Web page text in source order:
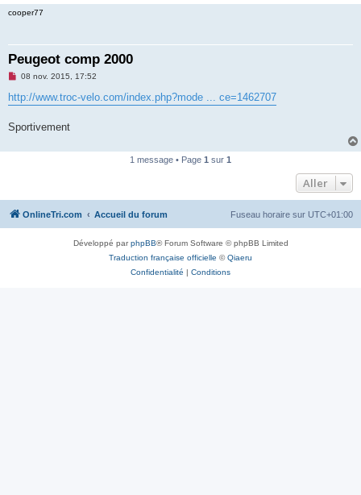
cooper77
Peugeot comp 2000
M
s
s
g
e
o
08 nov. 2015, 17:52
http://www.troc-velo.com/index.php?mode ... ce=1462707
Sportivement
1 message • Page 1 sur 1
Aller
OnlineTri.com Accueil du forum Fuseau horaire sur UTC+01:00
Développé parphpBB® Forum Software © phpBB Limited
Traduction française officielle ©Qiaeru
Confidentialité | Conditions